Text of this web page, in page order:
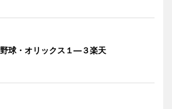
球・オリックス１―３楽天